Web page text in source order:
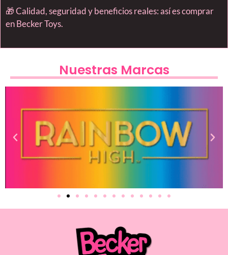
🎁 Calidad, seguridad y beneficios reales: así es comprar
en Becker Toys.
Nuestras Marcas